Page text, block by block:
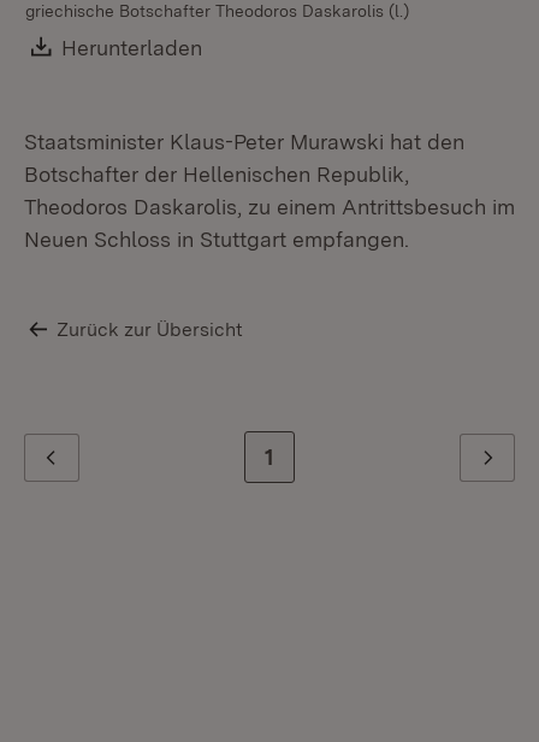
griechische Botschafter Theodoros Daskarolis (l.)
Download:
Herunterladen
Staatsminister Klaus-Peter Murawski hat den
Botschafter der Hellenischen Republik,
Theodoros Daskarolis, zu einem Antrittsbesuch im
Neuen Schloss in Stuttgart empfangen.
Zurück zur Übersicht
Zur letzten Seite
1 Weiter